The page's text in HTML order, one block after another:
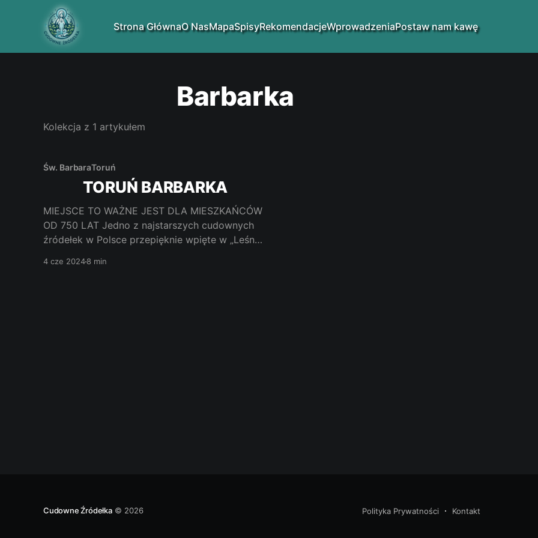
Strona GłównaO NasMapaSpisyRekomendacjeWprowadzeniaPostaw nam kawę
Barbarka
Kolekcja z 1 artykułem
Św. BarbaraToruń
TORUŃ BARBARKA
MIEJSCE TO WAŻNE JEST DLA MIESZKAŃCÓW
OD 750 LAT Jedno z najstarszych cudownych
źródełek w Polsce przepięknie wpięte w „Leśną
4 cze 20248 min
Cudowne Źródełka© 2026 Polityka Prywatności Kontakt